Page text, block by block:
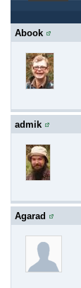
Abook
admik
Agarad